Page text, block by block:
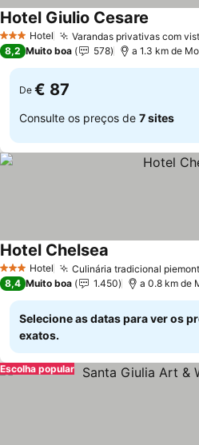
3 EstrelasHotel Varandas privativas com
Hotel Giulio Cesare
8,2 Muito boa 578 a 1.3 km de
De € 87
Consulte os preços de 7 sites
3 EstrelasHotel Culinária tradicional
Hotel Chelsea
8,4 Muito boa 1.450 a 0.8 km de
Selecione as datas para ver os
exatos.
Escolha popular